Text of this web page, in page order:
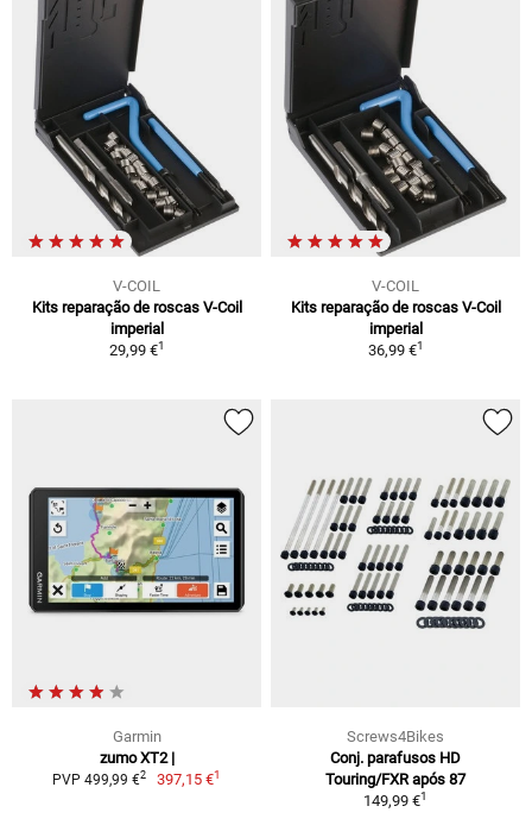
V-COIL
Kits reparação de roscas V-Coil
imperial
29,99 €1
V-COIL
Kits reparação de roscas V-Coil
imperial
36,99 €1
Garmin
zumo XT2 |
PVP 499,99 €2 397,15 €1
Screws4Bikes
Conj. parafusos HD
Touring/FXR após 87
149,99 €1